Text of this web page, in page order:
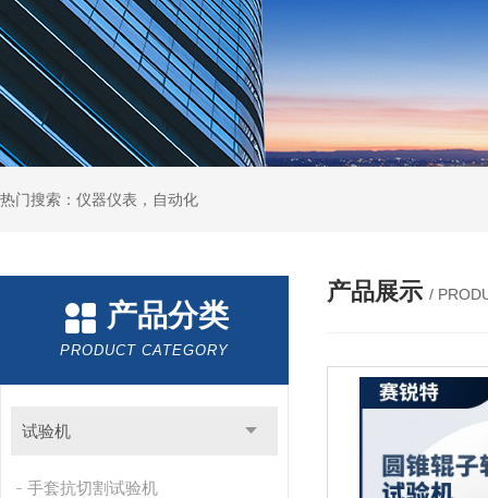
热门搜索：仪器仪表，自动化
产品分类
PRODUCT CATEGORY
试验机
手套抗切割试验机
产品展示 /